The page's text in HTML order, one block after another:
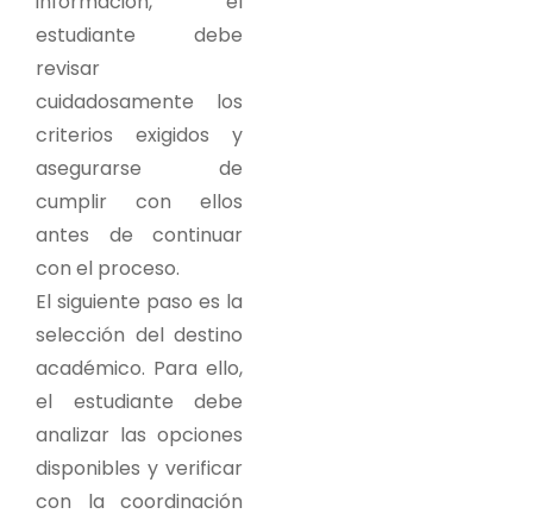
estudiante debe
revisar
cuidadosamente los
criterios exigidos y
asegurarse de
cumplir con ellos
antes de continuar
con el proceso.
El siguiente paso es la
selección del destino
académico. Para ello,
el estudiante debe
analizar las opciones
disponibles y verificar
con la coordinación